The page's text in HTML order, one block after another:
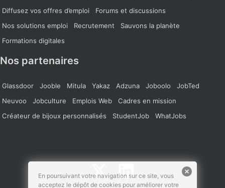
Diffusez vos offres d’emploi
Forums et discussions
Nos solutions emploi
Recrutement
Sauvons la planète
Formations digitales
Nos partenaires
Glassdoor Jooble Mitula Yakaz Adzuna Joboolo
JobTed
Neuvoo
Jobculture Emplois Web
Cadres en mission
Créateur de bijoux personnalisés
StudentJob WhatJobs
En poursuivant votre navigation sur ce site, vous
acceptez le dépôt de cookies pour améliorer votre